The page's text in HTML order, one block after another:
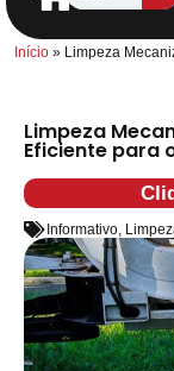
Início» Limpeza
Limpeza
Eficiente para
Informativo